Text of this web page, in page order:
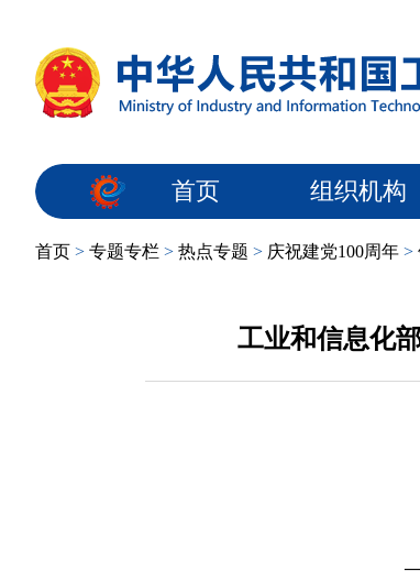
首页 组织机构
首页 > 专题专栏 > 热点专题 > 庆祝建党100周年 >
工业和信息化